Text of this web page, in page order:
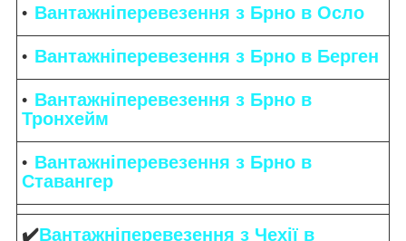
Вантажніперевезення з Брно в Осло
Вантажніперевезення з Брно в Берген
Вантажніперевезення з Брно в
Тронхейм
Вантажніперевезення з Брно в
Ставангер
✔️Вантажніперевезення з Чехії в